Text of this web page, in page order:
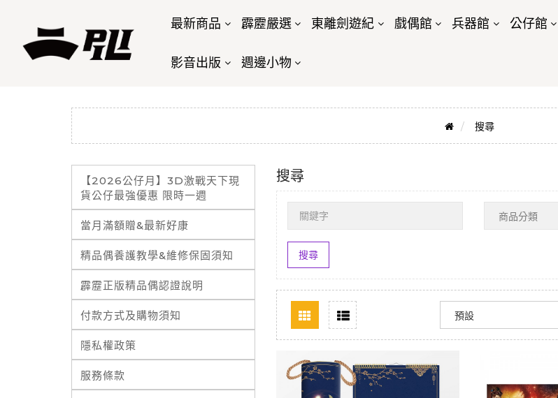
最新商品 霹靂嚴選 東離劍遊紀 戲偶館 兵器館 公仔館
影音出版 週邊小物
搜尋
【2026公仔月】3D激戰天下現
貨公仔最強優惠 限時一週
當月滿額贈&最新好康
精品偶養護教學&維修保固須知
霹靂正版精品偶認證說明
付款方式及購物須知
隱私權政策
服務條款
搜尋